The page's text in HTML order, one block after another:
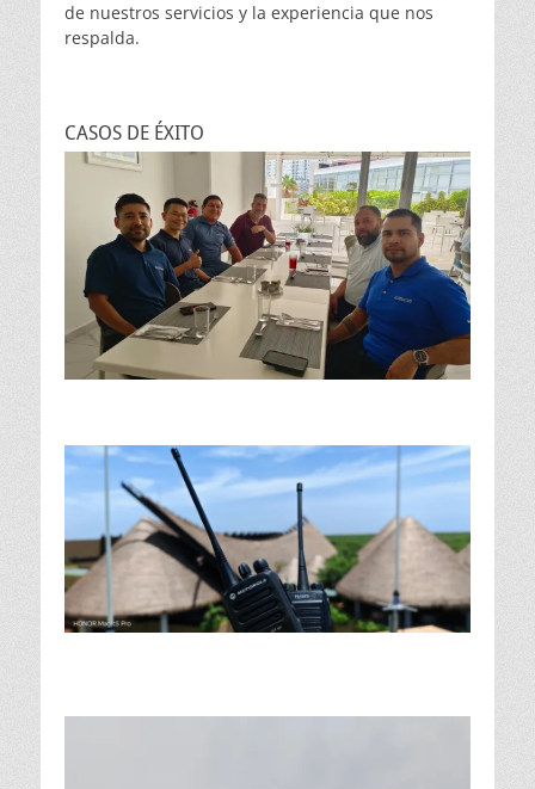
de nuestros servicios y la experiencia que nos
respalda.
CASOS DE ÉXITO